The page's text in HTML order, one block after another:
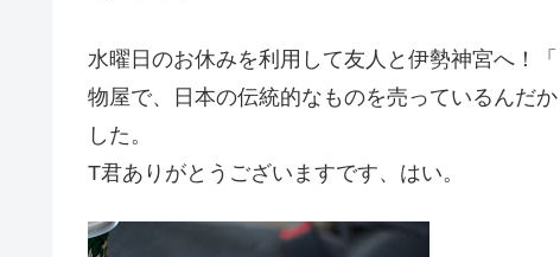
水曜日のお休みを利用して友人と伊勢神宮へ！
物屋で、日本の伝統的なものを売っているんだ
した。
T君ありがとうございますです、はい。